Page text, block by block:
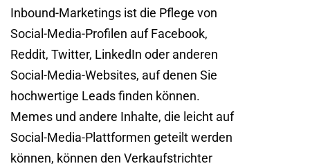
Inbound-Marketings ist die Pflege von
Social-Media-Profilen auf Facebook,
Reddit, Twitter, LinkedIn oder anderen
Social-Media-Websites, auf denen Sie
hochwertige Leads finden können.
Memes und andere Inhalte, die leicht auf
Social-Media-Plattformen geteilt werden
können, können den Verkaufstrichter